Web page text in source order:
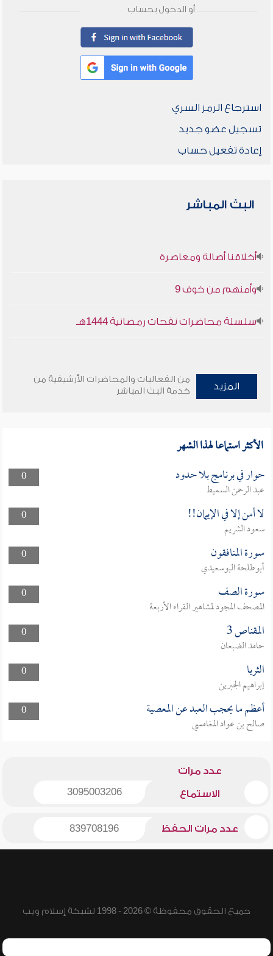
أو الدخول بحساب
استرجاع الرمز السري
تسجيل عضو جديد
إعادة تفعيل حساب
البث المباشر
أخلاقنا أصالة ومعاصرة
وأمنهم من خوف 9
سلسلة محاضرات نفحات رمضانية 1444هـ
المزيد
من الفعاليات والمحاضرات الأرشيفية من
خدمة البث المباشر
الأكثر استماعا لهذا الشهر
0 حوار في برنامج بلا حدود
عبد الرحمن السميط
0
لا أمن إلا في الإيمان!!
سعود الشريم
0
سورة المنافقون
أبوطلحة البوسعيدي
0
سورة الصف
المصحف المجود لمشاهير القراء الأربعة
0
المقناص 3
حامد الضبعان
0
الثريا
إبراهيم الجبرين
0
أعظم ما يحجب العبد عن المعصية
صالح بن عواد المغامسي
عدد مرات
الاستماع 3095003206
عدد مرات الحفظ 839708196
جميع الحقوق محفوظة © 2026 - 1998 لشبكة إسلام ويب